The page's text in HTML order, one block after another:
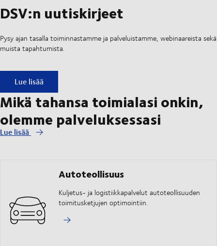
DSV:n uutiskirjeet
Pysy ajan tasalla toiminnastamme ja palveluistamme, webinaareista sekä
muista tapahtumista.
DSV:n uutiskirjeet
Lue lisää
Mikä tahansa toimialasi onkin,
olemme palveluksessasi
Lue lisää
Autoteollisuus
Kuljetus- ja logistiikkapalvelut autoteollisuuden
toimitusketjujen optimointiin.